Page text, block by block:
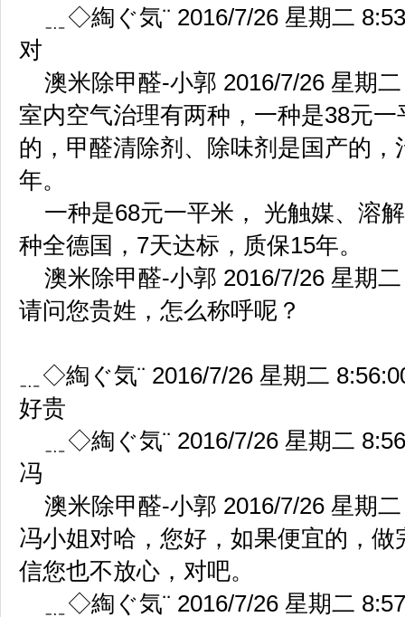
﹎◇綯ぐ気¨ 2016/7/26 星期二
对
澳米除甲醛-小郭 2016/7/26 星期
室内空气治理有两种，一种是38元
的，甲醛清除剂、除味剂是国产的
年。
一种是68元一平米， 光触媒、溶
种全德国，7天达标，质保15年。
澳米除甲醛-小郭 2016/7/26 星期
请问您贵姓，怎么称呼呢？
﹎◇綯ぐ気¨ 2016/7/26 星期二
好贵
﹎◇綯ぐ気¨ 2016/7/26 星期二
冯
澳米除甲醛-小郭 2016/7/26 星期
冯小姐对哈，您好，如果便宜的，
信您也不放心，对吧。
﹎◇綯ぐ気¨ 2016/7/26 星期二